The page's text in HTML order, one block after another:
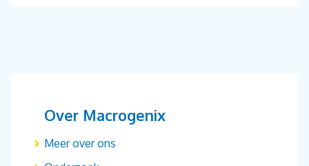
Over Macrogenix
Meer over ons